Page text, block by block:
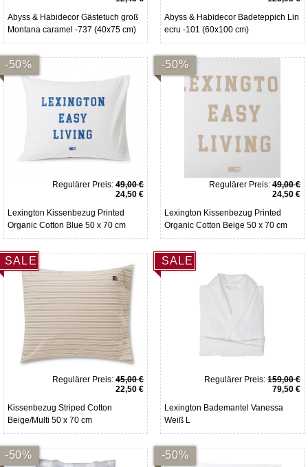
Abyss & Habidecor Gästetuch groß
Montana caramel -737 (40x75 cm)
Abyss & Habidecor Badeteppich Lin
ecru -101 (60x100 cm)
-50%
Regulärer Preis: 49,00 €
24,50 €
Lexington Kissenbezug Printed
Organic Cotton Blue 50 x 70 cm
-50%
Regulärer Preis: 49,00 €
24,50 €
Lexington Kissenbezug Printed
Organic Cotton Beige 50 x 70 cm
SALE
Regulärer Preis: 45,00 €
22,50 €
Kissenbezug Striped Cotton
Beige/Multi 50 x 70 cm
SALE
Regulärer Preis: 159,00 €
79,50 €
Lexington Bademantel Vanessa
Weiß L
-50% -50%